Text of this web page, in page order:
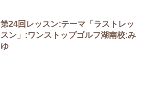
第24回レッスン:テーマ「ラストレッ
スン」:ワンストップゴルフ湖南校:み
ゆ